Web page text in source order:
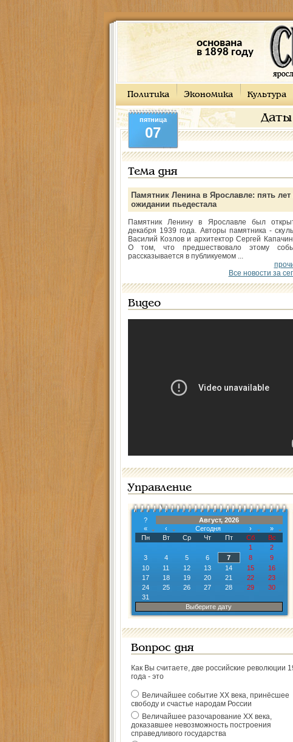
основана
в 1898 году
Политика Экономика Культура
пятница
07
Тема дня
Памятник Ленина в Ярославле: пять лет
ожидании пьедестала
Памятник Ленину в Ярославле был
декабря 1939 года. Авторы памятника -
Василий Козлов и архитектор Сергей
О том, что предшествовало этому
рассказывается в публикуемом ...
Все новости за
Видео
Управление
?
Август, 2026
«
‹ Сегодня ›
»
Пн
Вт Ср Чт Пт Сб
Вс
1
2
3
4 5 6 7 8
9
10
11 12 13 14 15
16
17
18 19 20 21 22
23
24
25 26 27 28 29
30
31
Выберите дату
Вопрос дня
Как Вы считаете, две российские революции
года - это
Величайшее событие ХХ века, принёсшее
свободу и счастье народам России
Величайшее разочарование ХХ века,
доказавшее невозможность построения
справедливого государства